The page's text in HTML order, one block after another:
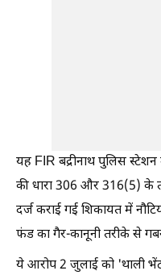
यह FIR बद्रीनाथ पुलिस
की धारा 306 और 316(5) के
दर्ज कराई गई शिकायत में
फंड का गैर-कानूनी तरीके से
ये आरोप 2 जुलाई को 'थाली